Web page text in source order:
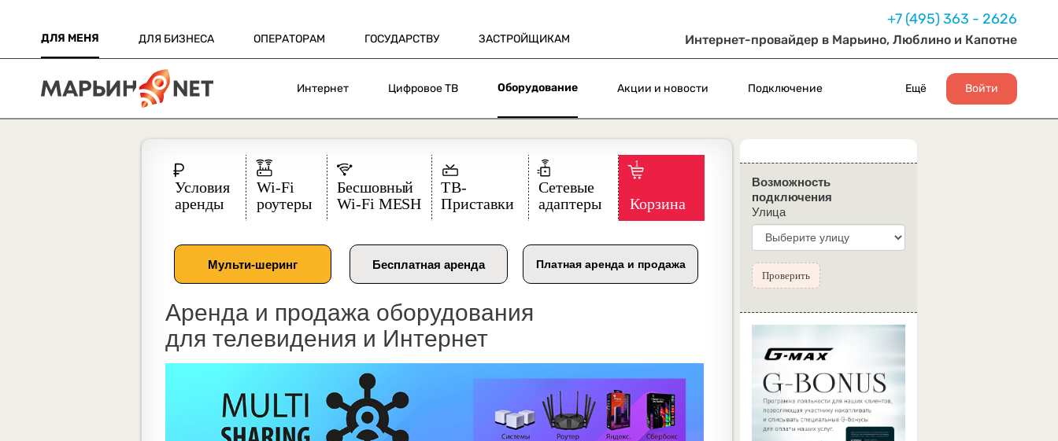
ДЛЯ МЕНЯ ДЛЯ БИЗНЕСА ОПЕРАТОРАМ ГОСУДАРСТВУ ЗАСТРОЙЩИКАМ
+7 (495) 363 - 2626
Интернет-провайдер в Марьино, Люблино и Капотне
Интернет Цифровое ТВ Оборудование Акции и новости Подключение Ещё Войти
Аренда и продажа оборудования
для телевидения и Интернет
Возможность
подключения
Улица
Проверить